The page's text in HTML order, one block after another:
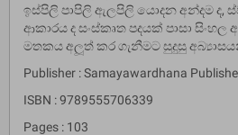
ඉස්පිලි පාපිලි ඇලපිලි යොදන අන්දම ද,
ආකාරය ද සංස්කෘත පදයක් පාසා සිංහල
මතකය අලූත් කර ගැනීමට සුදුසු
Publisher : Samayawardhana
ISBN : 9789555706339
Pages : 103